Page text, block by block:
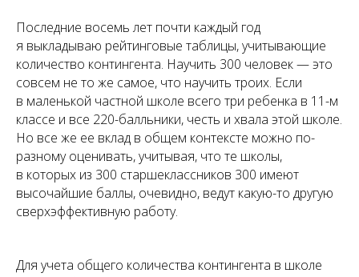
Последние восемь лет почти каждый год
я выкладываю рейтинговые таблицы, учитывающие
количество контингента. Научить 300 человек — это
совсем не то же самое, что научить троих. Если
в маленькой частной школе всего три ребенка в 11-м
классе и все 220-балльники, честь и хвала этой школе.
Но все же ее вклад в общем контексте можно по-
разному оценивать, учитывая, что те школы,
в которых из 300 старшеклассников 300 имеют
высочайшие баллы, очевидно, ведут какую-то другую
сверхэффективную работу.
Для учета общего количества контингента в школе